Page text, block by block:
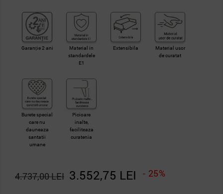
Garanție 2 ani
Material in
standardele
E1
Extensibila
Material usor
de curatat
Burete special
care nu
dauneaza
santatii
umane
Picioare
inalte,
faciliteaza
curatenia
3.552,75 LEI - 25%
4.737,00 LEI